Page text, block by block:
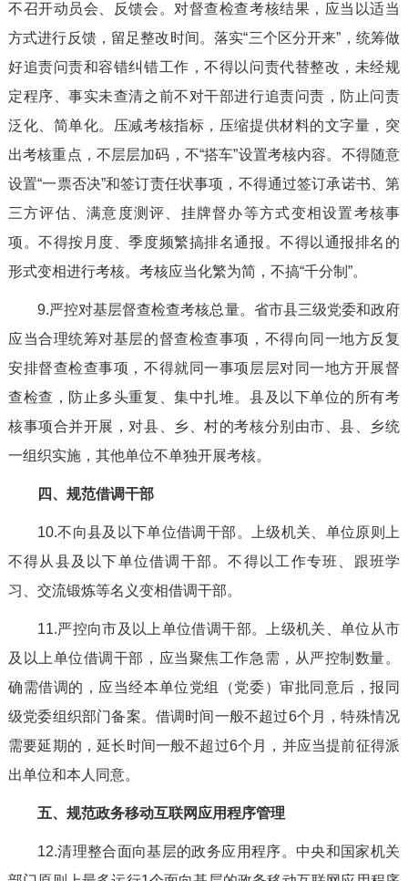
不召开动员会、反馈会。对督查检查考核结果，应当以适当
方式进行反馈，留足整改时间。落实“三个区分开来”，统筹做
好追责问责和容错纠错工作，不得以问责代替整改，未经规
定程序、事实未查清之前不对干部进行追责问责，防止问责
泛化、简单化。压减考核指标，压缩提供材料的文字量，突
出考核重点，不层层加码，不“搭车”设置考核内容。不得随意
设置“一票否决”和签订责任状事项，不得通过签订承诺书、第
三方评估、满意度测评、挂牌督办等方式变相设置考核事
项。不得按月度、季度频繁搞排名通报。不得以通报排名的
形式变相进行考核。考核应当化繁为简，不搞“千分制”。
9.严控对基层督查检查考核总量。省市县三级党委和政府
应当合理统筹对基层的督查检查事项，不得向同一地方反复
安排督查检查事项，不得就同一事项层层对同一地方开展督
查检查，防止多头重复、集中扎堆。县及以下单位的所有考
核事项合并开展，对县、乡、村的考核分别由市、县、乡统
一组织实施，其他单位不单独开展考核。
四、规范借调干部
10.不向县及以下单位借调干部。上级机关、单位原则上
不得从县及以下单位借调干部。不得以工作专班、跟班学
习、交流锻炼等名义变相借调干部。
11.严控向市及以上单位借调干部。上级机关、单位从市
及以上单位借调干部，应当聚焦工作急需，从严控制数量。
确需借调的，应当经本单位党组（党委）审批同意后，报同
级党委组织部门备案。借调时间一般不超过6个月，特殊情况
需要延期的，延长时间一般不超过6个月，并应当提前征得派
出单位和本人同意。
五、规范政务移动互联网应用程序管理
12.清理整合面向基层的政务应用程序。中央和国家机关